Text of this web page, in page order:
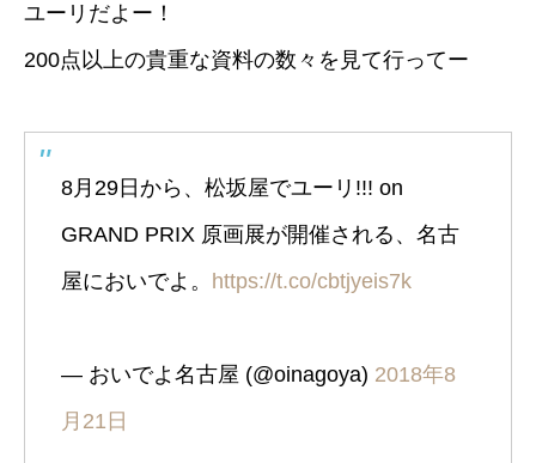
ユーリだよー！
200点以上の貴重な資料の数々を見て行ってー
8月29日から、松坂屋でユーリ!!! on
GRAND PRIX 原画展が開催される、名古
屋においでよ。 https://t.co/cbtjyeis7k
— おいでよ名古屋 (@oinagoya) 2018年8
月21日